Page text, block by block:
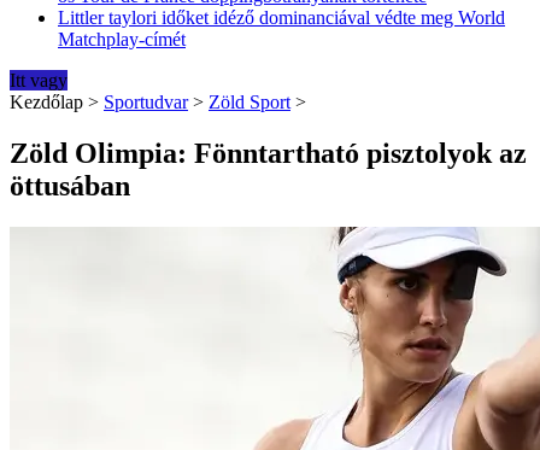
Littler taylori időket idéző dominanciával védte meg World
Matchplay-címét
Itt vagy
Kezdőlap > Sportudvar > Zöld Sport >
Zöld Olimpia: Fönntartható pisztolyok az
öttusában